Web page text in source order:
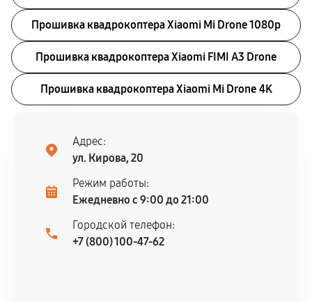
Прошивка квадрокоптера Xiaomi Mi Drone 1080p
Прошивка квадрокоптера Xiaomi FIMI A3 Drone
Прошивка квадрокоптера Xiaomi Mi Drone 4K
Адрес:
ул. Кирова, 20
Режим работы:
Ежедневно с 9:00 до 21:00
Городской телефон:
+7 (800) 100-47-62